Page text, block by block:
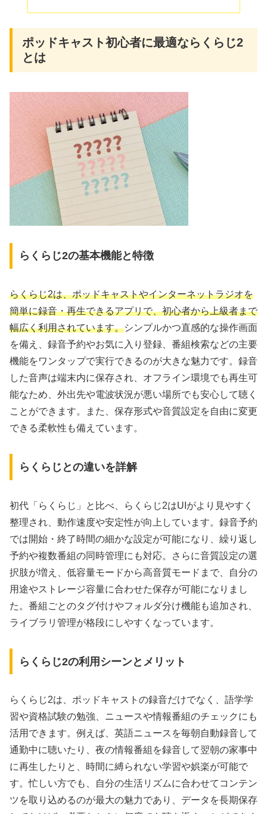
ポッドキャスト初心者に最適ならくらじ2
とは
らくらじ2の基本機能と特徴
らくらじ2は、ポッドキャストやインターネットラジオを
簡単に録音・再生できるアプリで、初心者から上級者まで
幅広く利用されています。シンプルかつ直感的な操作画面
を備え、録音予約やお気に入り登録、番組検索などの主要
機能をワンタップで実行できるのが大きな魅力です。録音
した音声は端末内に保存され、オフライン環境でも再生可
能なため、外出先や電波状況が悪い場所でも安心して聴く
ことができます。また、保存形式や音質設定を自由に変更
できる柔軟性も備えています。
らくらじとの違いを詳解
初代「らくらじ」と比べ、らくらじ2はUIがより見やすく
整理され、動作速度や安定性が向上しています。録音予約
では開始・終了時間の細かな設定が可能になり、繰り返し
予約や複数番組の同時管理にも対応。さらに音質設定の選
択肢が増え、低容量モードから高音質モードまで、自分の
用途やストレージ容量に合わせた保存が可能になりまし
た。番組ごとのタグ付けやフォルダ分け機能も追加され、
ライブラリ管理が格段にしやすくなっています。
らくらじ2の利用シーンとメリット
らくらじ2は、ポッドキャストの録音だけでなく、語学学
習や資格試験の勉強、ニュースや情報番組のチェックにも
活用できます。例えば、英語ニュースを毎朝自動録音して
通勤中に聴いたり、夜の情報番組を録音して翌朝の家事中
に再生したりと、時間に縛られない学習や娯楽が可能で
す。忙しい方でも、自分の生活リズムに合わせてコンテン
ツを取り込めるのが最大の魅力であり、データを長期保存